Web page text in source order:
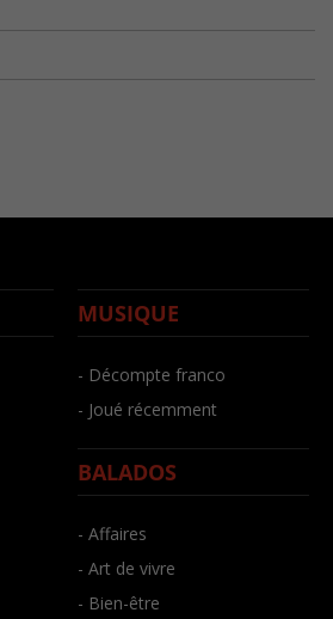
MUSIQUE
- Décompte franco
- Joué récemment
BALADOS
- Affaires
- Art de vivre
- Bien-être